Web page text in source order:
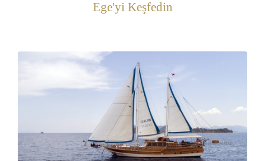
Ege'yi Keşfedin